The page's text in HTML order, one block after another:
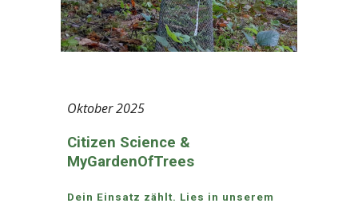
Oktober2025
Citizen Science &
MyGardenOfTrees
Dein Einsatz zählt. Lies in unserem